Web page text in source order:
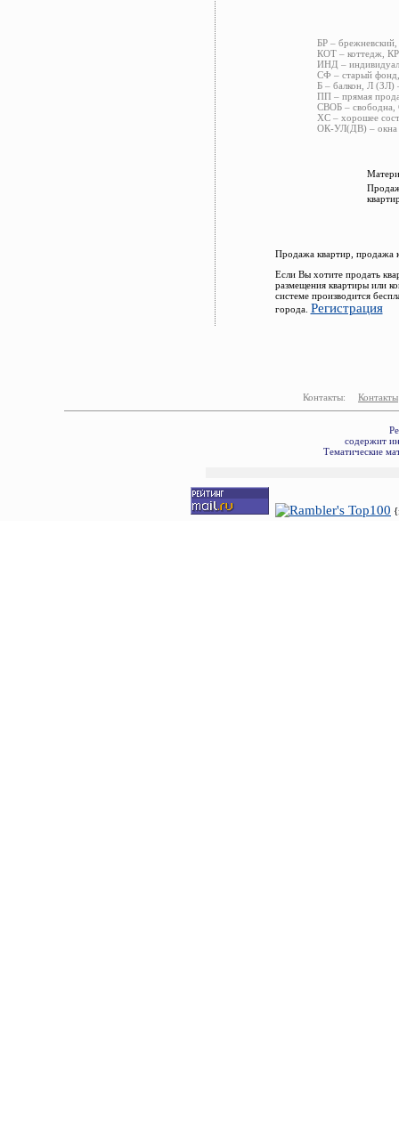
БР –
КОТ – коттедж,
ИНД –
СФ – старый
Б – балкон, Л (ЗЛ)
ПП – прямая
СВОБ – свободна,
ХС – хорошее
ОК-УЛ(ДВ) – окна
Продажа квартир, продажа
Если Вы хотите продать
размещения квартиры или
системе производится
города. Регистрация
Контакты: Контакты
содержит
Тематические